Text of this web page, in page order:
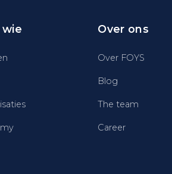
wie Over ons
Over FOYS
Blog
The team
Career